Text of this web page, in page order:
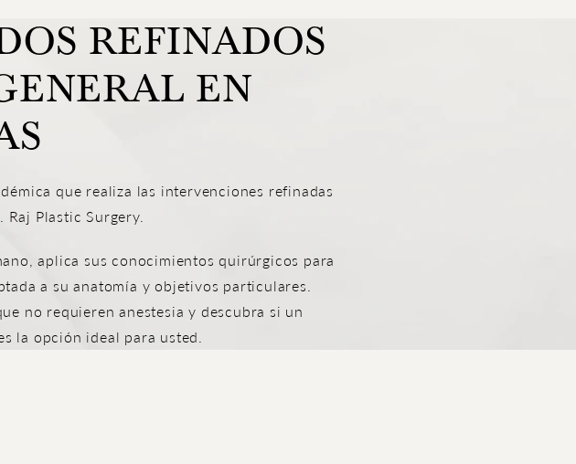
REFINADOS
EN
que realiza las intervenciones refinadas
Plastic Surgery.
aplica sus conocimientos quirúrgicos para
a su anatomía y objetivos particulares.
no requieren anestesia y descubra si un
la opción ideal para usted.